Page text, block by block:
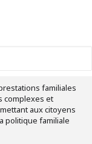
familiales
complexes et
aux citoyens
politique familiale